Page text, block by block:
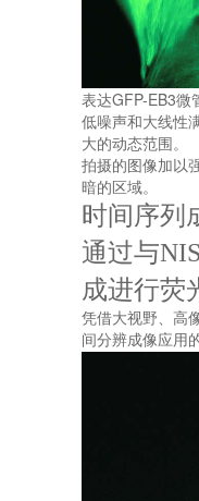
表达GFP-EB3微
低噪声和大线性
大的动态范围。
拍摄的图像加以
暗的区域。
时间序列
通过与
成进行荧
凭借大视野、高
间分辨成像应用